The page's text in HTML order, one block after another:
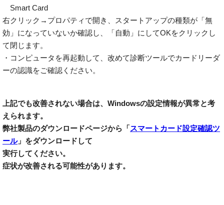
Smart Card
右クリック→プロパティで開き、スタートアップの種類が「無
効」になっていないか確認し、「自動」にしてOKをクリックし
て閉じます。
・コンピュータを再起動して、改めて診断ツールでカードリーダ
ーの認識をご確認ください。
上記でも改善されない場合は、Windowsの設定情報が異常と考
えられます。
弊社製品のダウンロードページから「スマートカード設定確認ツ
ール」をダウンロードして
実行してください。
症状が改善される可能性があります。